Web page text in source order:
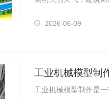
2026-06-09
工业机械模型制
工业机械模型制作是